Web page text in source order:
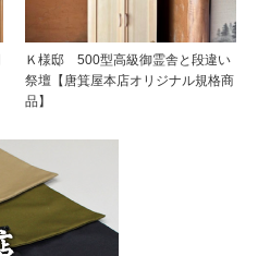
Ｋ様邸 500型高級御霊舎と段違い
祭壇【唐箕屋本店オリジナル規格商
品】